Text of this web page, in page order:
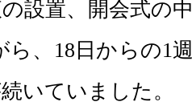
設置、開会式の
、18日からの1
いていました。